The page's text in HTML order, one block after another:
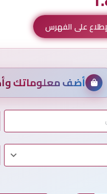
على الفهرس
أضف معلوماتك